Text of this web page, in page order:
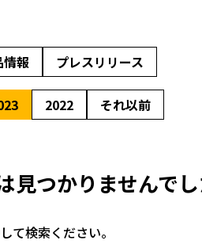
情報 プレスリリース
2022 それ以前
見つかりませんで
て検索ください。